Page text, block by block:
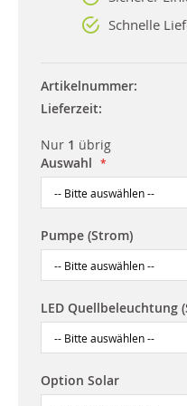
Schnelle
Artikelnummer
Lieferzeit
Nur 1 übrig
Auswahl
Pumpe (Strom)
LED Quellbeleuchtung
Option Solar